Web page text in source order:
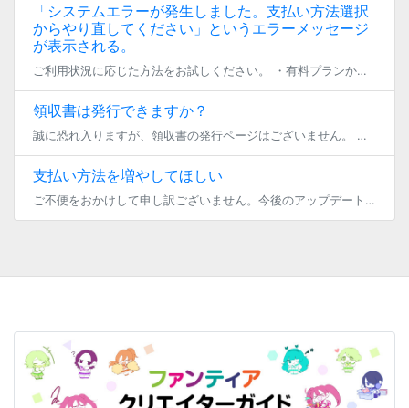
「システムエラーが発生しました。支払い方法選択
からやり直してください」というエラーメッセージ
が表示される。
ご利用状況に応じた方法をお試しください。 ・有料プランからのプラン変更時に表示される場合 支払い方法の再選択をお願いいたします。 ・無料プランからのプラン変更時に表示される場合 誠に恐れ入りますが、こちらのエラーを解消す […]
領収書は発行できますか？
誠に恐れ入りますが、領収書の発行ページはございません。 プランの参加時に送信されるメールや、参加中のファンクラブ一覧ページ、 クレジットカードのご利用明細、コンビニ決済時にコンビニで発行される領収書等をご利用ください。
支払い方法を増やしてほしい
ご不便をおかけして申し訳ございません。今後のアップデートにて、各種決済方法の追加を予定しております。 ファンクラブ会費や商品代金の決済には、とらコインもご利用いただけますので、ご検討いただけましたら幸いです。 なお、現在 […]